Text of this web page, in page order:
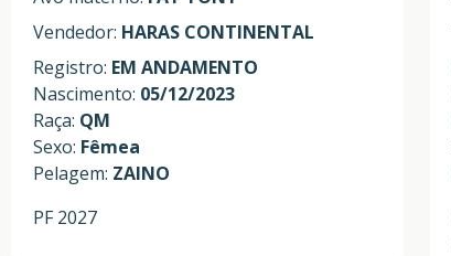
Vendedor: HARAS CONTINENTAL
Registro: EM ANDAMENTO
Nascimento: 05/12/2023
Raça: QM
Sexo: Fêmea
Pelagem: ZAINO
PF 2027